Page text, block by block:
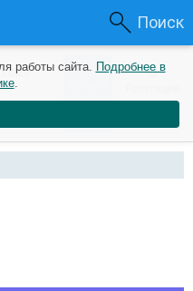
Поиск
года 0 0
работы сайта. Подробнее в
.